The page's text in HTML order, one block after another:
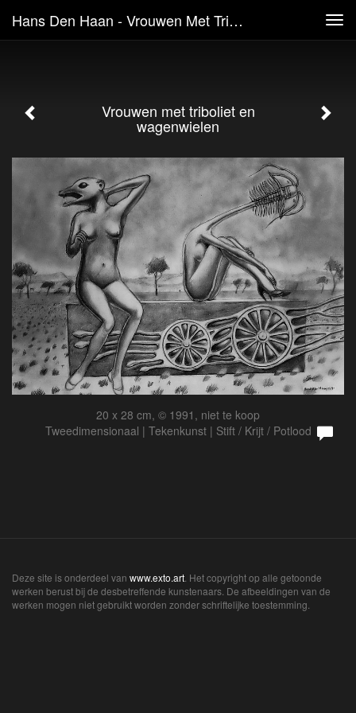
Hans Den Haan - Vrouwen Met Triboliet En Wagenwielen
Vrouwen met triboliet en
wagenwielen
20 x 28 cm, © 1991, niet te koop
Tweedimensionaal | Tekenkunst | Stift / Krijt / Potlood
Deze site is onderdeel van www.exto.art . Het copyright op alle getoonde
werken berust bij de desbetreffende kunstenaars. De afbeeldingen van de
werken mogen niet gebruikt worden zonder schriftelijke toestemming.